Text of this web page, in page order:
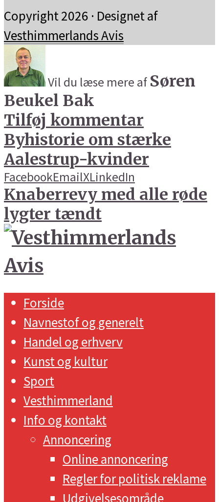
Copyright 2026 · Designet af
Vesthimmerlands Avis
Vil du læse mere af Søren
Beukel Bak
Tilføj kommentar
Byhistorie om stærke
Aalestrup-kvinder
FacebookEmailXLinkedIn
Knaberrevy med alle røde
lygter tændt
Forside
Navnestof og generelt
Handel og erhverv
Kunst og kultur
Sport
Vesthimmerland
Info og kontakt
Annoncering
Online annoncering
Regler for politisk reklame
Udgivelsesområde